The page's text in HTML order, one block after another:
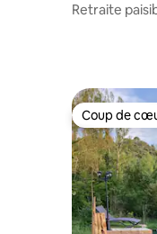
Retraite
Coup de
Coup de